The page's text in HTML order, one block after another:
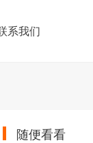
系我们
随便看看